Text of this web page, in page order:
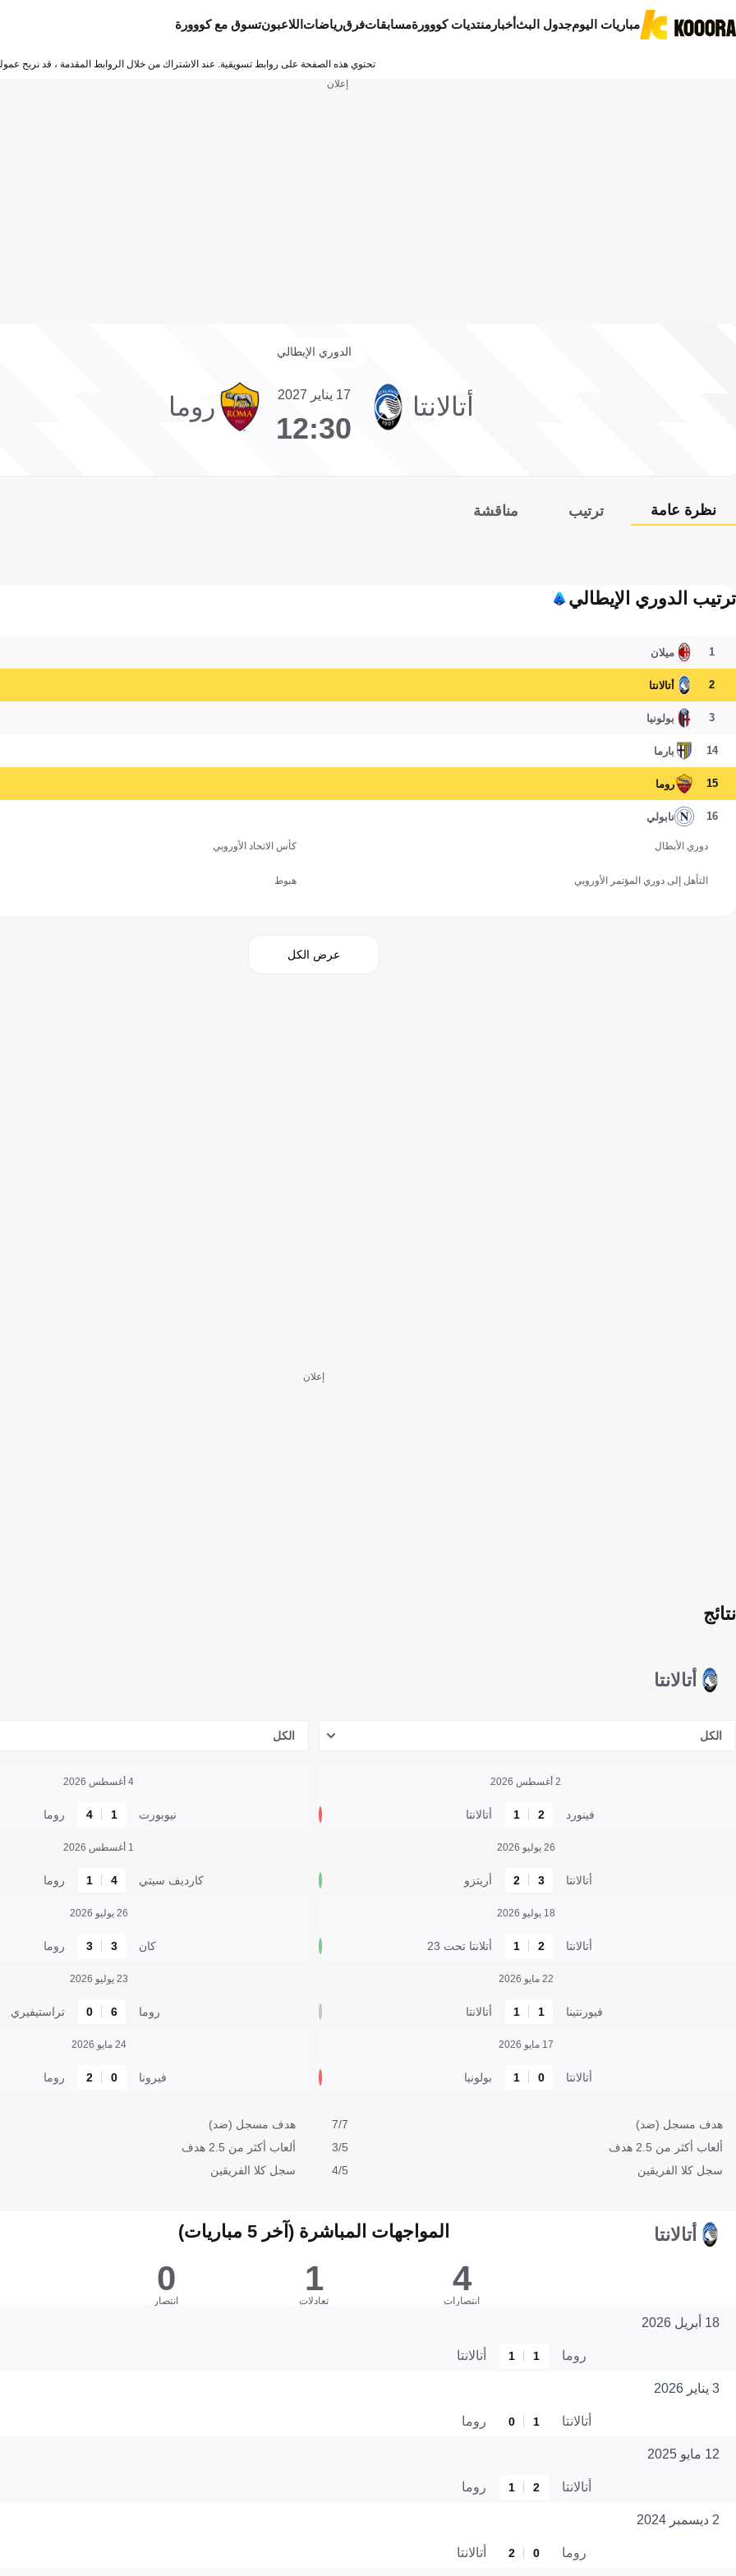
مباريات اليومجدول البثأخبار منتديات كووورةمسابقاتفرقرياضات اللاعبونتسوق مع كووورة
تحتوي هذه الصفحة على روابط تسويقية. عند الاشتراك من خلال الروابط المقدمة ، قد نربح
إعلان
الدوري الإيطالي
أتالانتا 17 يناير 2027
12:30
روما
نظرة عامة ترتيب مناقشة
ترتيب الدوري الإيطالي
1 ميلان
2 أتالانتا
3 بولونيا
14 بارما
15 روما
16 نابولي
دوري الأبطال كأس الاتحاد الأوروبي
التأهل إلى دوري المؤتمر الأوروبي هبوط
عرض الكل
إعلان
أتالانتا
نتائج
الكل
2 أغسطس 2026
فينورد 2
1 أتالانتا
26 يوليو 2026
أتالانتا 3
2 أريتزو
18 يوليو 2026
أتالانتا 2
1 أتلانتا تحت 23
22 مايو 2026
فيورنتينا 1
1 أتالانتا
17 مايو 2026
أتالانتا 0
1 بولونيا
هدف مسجل (ضد)
7/7
ألعاب أكثر من 2.5 هدف
3/5
سجل كلا الفريقين
4/5
الكل
4 أغسطس 2026
نيوبورت 1
4 روما
1 أغسطس 2026
كارديف سيتي 4
1 روما
26 يوليو 2026
كان 3
3 روما
23 يوليو 2026
روما 6
0 تراستيفيري
24 مايو 2026
فيرونا 0
2 روما
هدف مسجل (ضد)
ألعاب أكثر من 2.5 هدف
سجل كلا الفريقين
أتالانتا المواجهات المباشرة (آخر 5 مباريات)
4
انتصارات
1
تعادلات
0
انتصار
18 أبريل 2026
روما 1
1 أتالانتا
3 يناير 2026
أتالانتا 1
0 روما
12 مايو 2025
أتالانتا 2
1 روما
2 ديسمبر 2024
روما 0
2 أتالانتا